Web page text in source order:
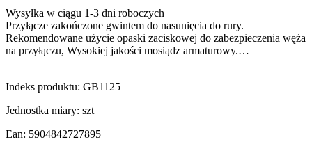
Wysyłka w ciągu 1-3 dni roboczych
Przyłącze zakończone gwintem do nasunięcia do rury.
Rekomendowane użycie opaski zaciskowej do zabezpieczenia węża
na przyłączu, Wysokiej jakości mosiądz armaturowy.…
Indeks produktu: GB1125
Jednostka miary: szt
Ean: 5904842727895